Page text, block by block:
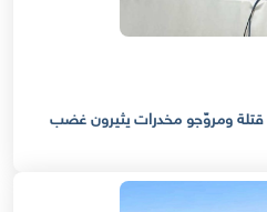
قتلة ومروّجو مخدرات يثيرون غضب